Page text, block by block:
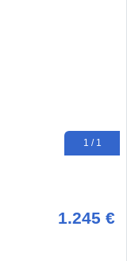
1 / 1
1.245 €